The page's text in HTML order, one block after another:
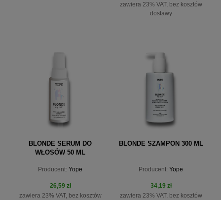
zawiera 23% VAT, bez kosztów
dostawy
do koszyka
BLONDE SERUM DO
WŁOSÓW 50 ML
Producent: Yope
26,59 zł
zawiera 23% VAT, bez kosztów
BLONDE SZAMPON 300 ML
Producent: Yope
34,19 zł
zawiera 23% VAT, bez kosztów